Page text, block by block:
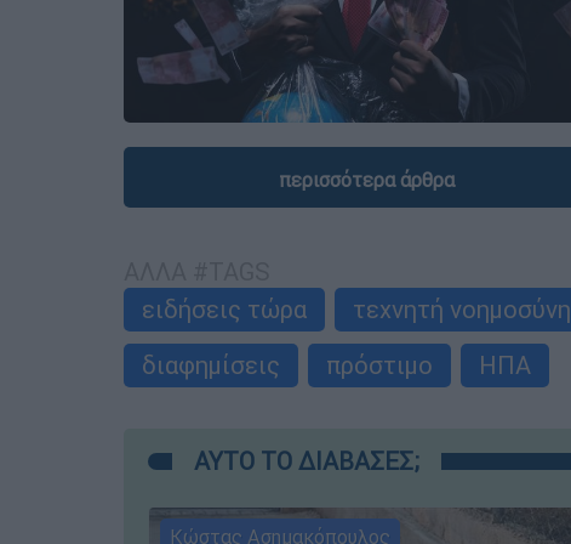
περισσότερα άρθρα
ειδήσεις τώρα
τεχνητή νοημοσύνη
διαφημίσεις
πρόστιμο ΗΠΑ
ΑΥΤΟ ΤΟ ΔΙΑΒΑΣΕΣ;
Κώστας Ασημακόπουλος